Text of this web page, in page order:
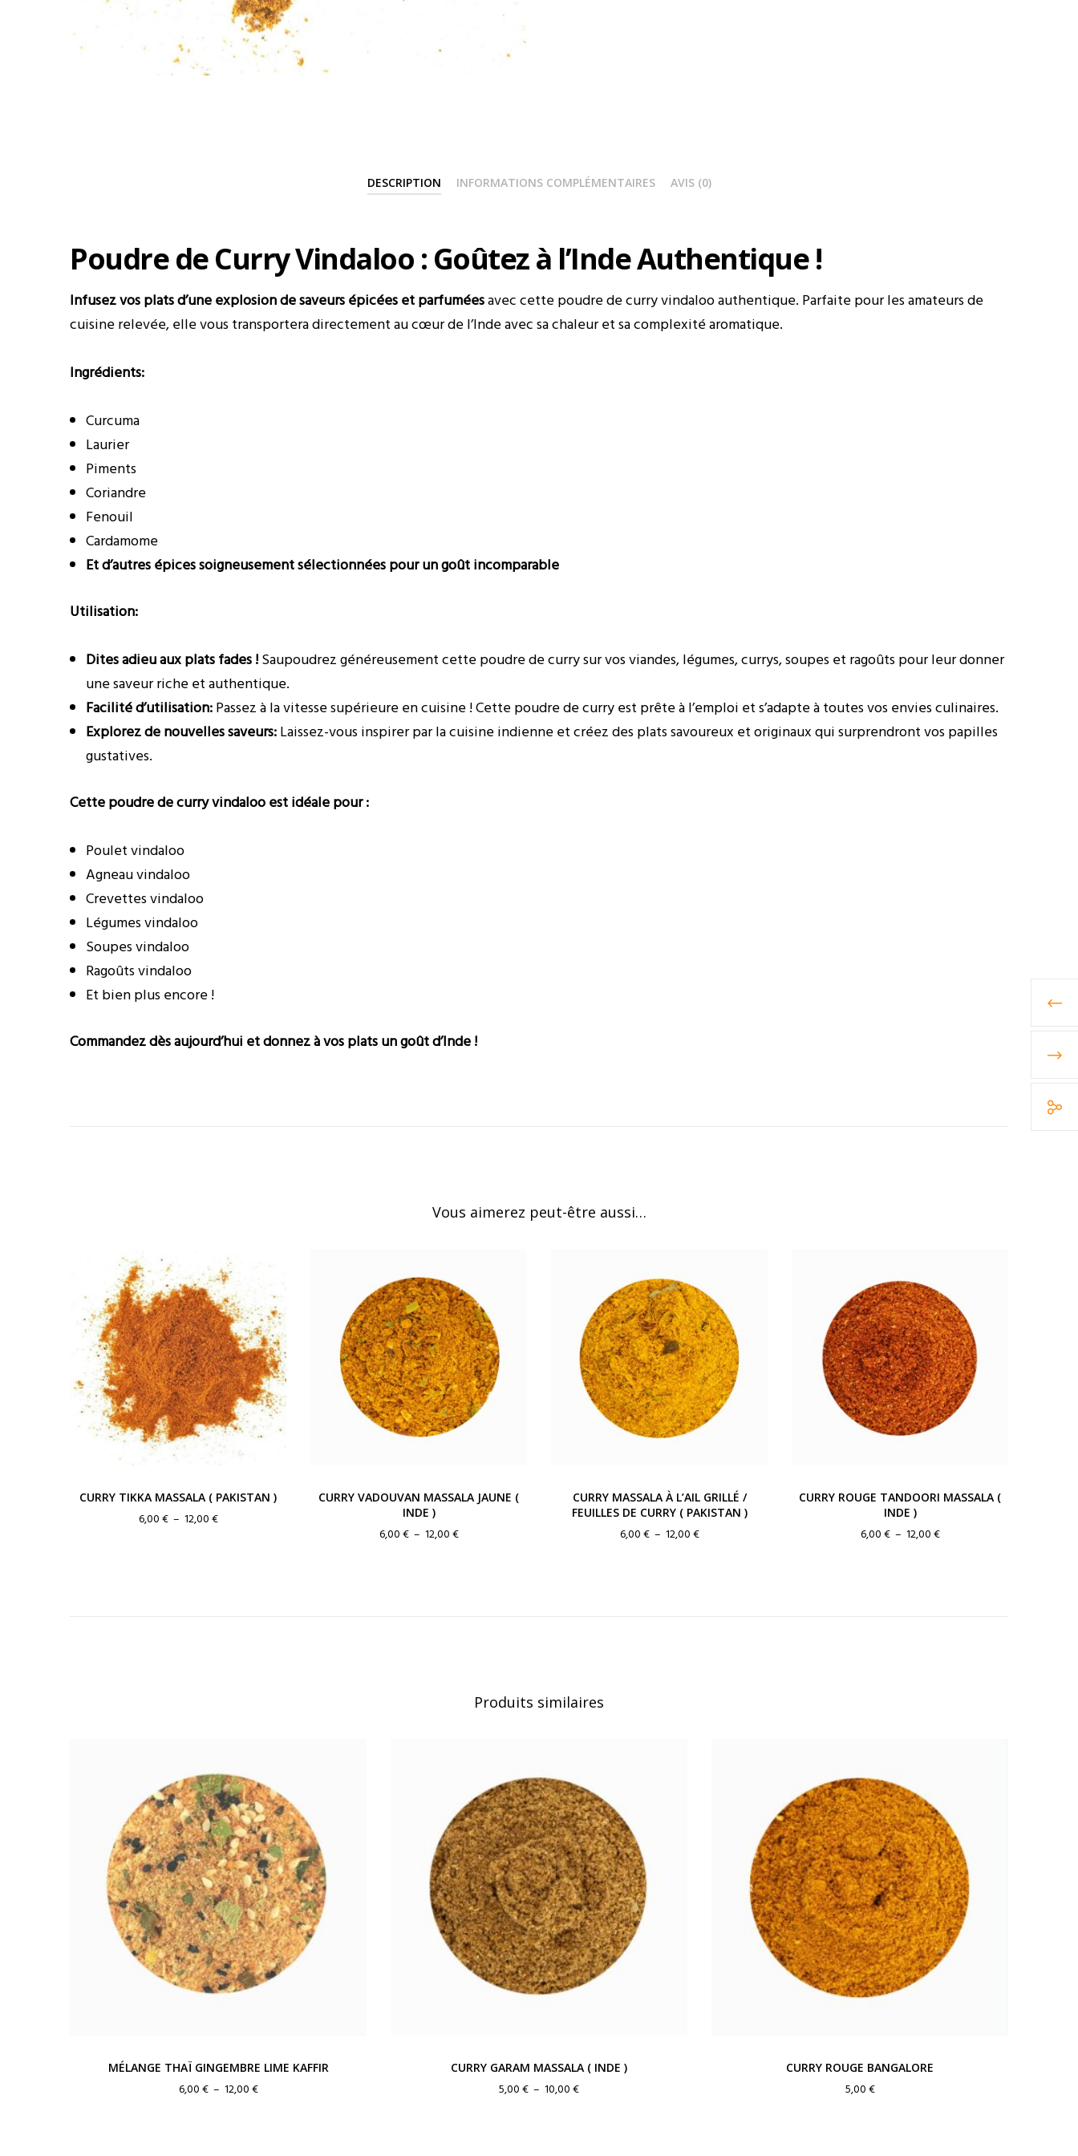
DESCRIPTION INFORMATIONS COMPLÉMENTAIRES AVIS (0)
Poudre de Curry Vindaloo : Goûtez à l’Inde Authentique !
Infusez vos plats d’une explosion de saveurs épicées et parfuméesavec cette poudre de curry vindaloo authentique. Parfaite pour les amateurs de
cuisine relevée, elle vous transportera directement au cœur de l’Inde avec sa chaleur et sa complexité aromatique.
Ingrédients:
Curcuma
Laurier
Piments
Coriandre
Fenouil
Cardamome
Et d’autres épices soigneusement sélectionnées pour un goût incomparable
Utilisation:
Dites adieu aux plats fades !Saupoudrez généreusement cette poudre de curry sur vos viandes, légumes, currys, soupes et ragoûts pour leur donner
une saveur riche et authentique.
Facilité d’utilisation:Passez à la vitesse supérieure en cuisine ! Cette poudre de curry est prête à l’emploi et s’adapte à toutes vos envies culinaires.
Explorez de nouvelles saveurs:Laissez-vous inspirer par la cuisine indienne et créez des plats savoureux et originaux qui surprendront vos papilles
gustatives.
Cette poudre de curry vindaloo est idéale pour :
Poulet vindaloo
Agneau vindaloo
Crevettes vindaloo
Légumes vindaloo
Soupes vindaloo
Ragoûts vindaloo
Et bien plus encore !
Commandez dès aujourd’hui et donnez à vos plats un goût d’Inde !
Vous aimerez peut-être aussi…
CURRY TIKKA MASSALA ( PAKISTAN )
6,00€ – 12,00€Plage
CURRY VADOUVAN MASSALA JAUNE (
INDE )
6,00€ – 12,00€Plage
CURRY MASSALA À L’AIL GRILLÉ /
FEUILLES DE CURRY ( PAKISTAN )
6,00€ – 12,00€Plage
CURRY ROUGE TANDOORI MASSALA (
INDE )
6,00€ – 12,00€Plage
Produits similaires
MÉLANGE THAÏ GINGEMBRE LIME KAFFIR
6,00€ – 12,00€Plage
CURRY GARAM MASSALA ( INDE )
5,00€ – 10,00€Plage
CURRY ROUGE BANGALORE
5,00€